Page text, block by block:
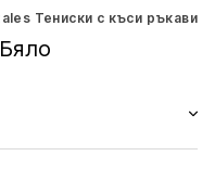
Тениски с къси ръкави